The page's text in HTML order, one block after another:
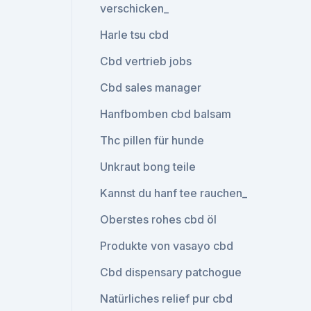
verschicken_
Harle tsu cbd
Cbd vertrieb jobs
Cbd sales manager
Hanfbomben cbd balsam
Thc pillen für hunde
Unkraut bong teile
Kannst du hanf tee rauchen_
Oberstes rohes cbd öl
Produkte von vasayo cbd
Cbd dispensary patchogue
Natürliches relief pur cbd